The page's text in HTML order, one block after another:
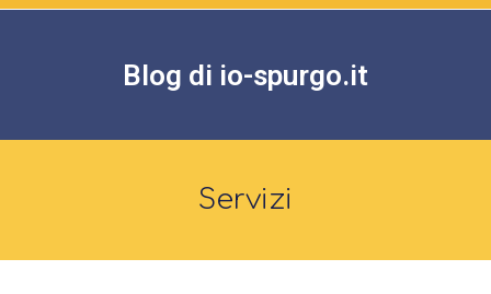
Blog di io-spurgo.it
Servizi